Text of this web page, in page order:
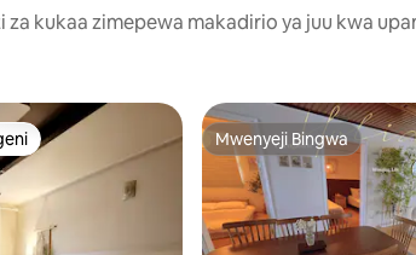
kukaa zimepewa makadirio ya juu kwa
Mwenyeji Bingwa
Mwenyeji Bingwa